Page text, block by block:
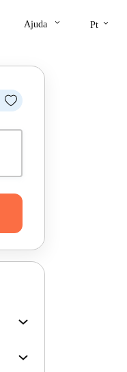
Ajuda keyboard_arrow_down Pt keyboard_arrow_down